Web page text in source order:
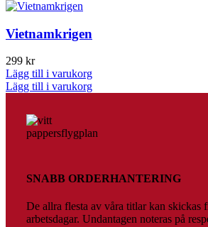
Vietnamkrigen
299 kr
Lägg till i varukorg
Lägg till i varukorg
SNABB ORDERHANTERING
De allra flesta av våra titlar kan skickas
arbetsdagar. Undantagen noteras på